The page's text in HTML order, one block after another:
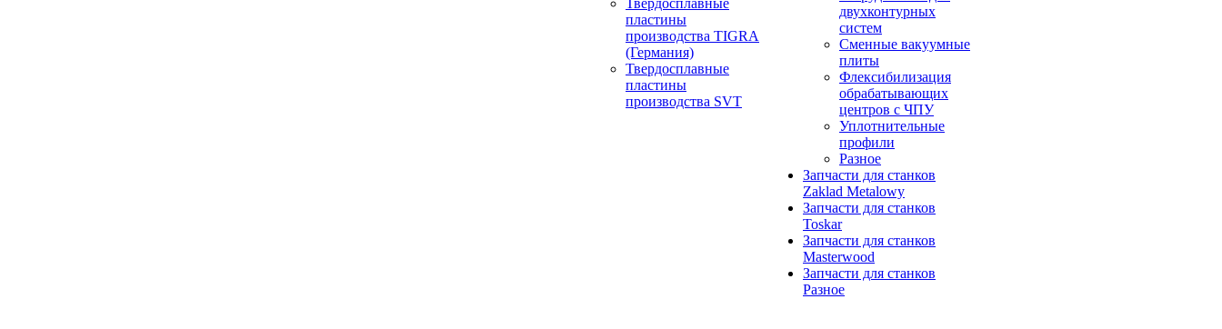
Твердосплавные
пластины
производства TIGRA
(Германия)
Твердосплавные
пластины
производства SVT
двухконтурных
систем
Сменные вакуумные
плиты
Флексибилизация
обрабатывающих
центров с ЧПУ
Уплотнительные
профили
Разное
Запчасти для станков
Zaklad Metalowy
Запчасти для станков
Toskar
Запчасти для станков
Masterwood
Запчасти для станков
Разное